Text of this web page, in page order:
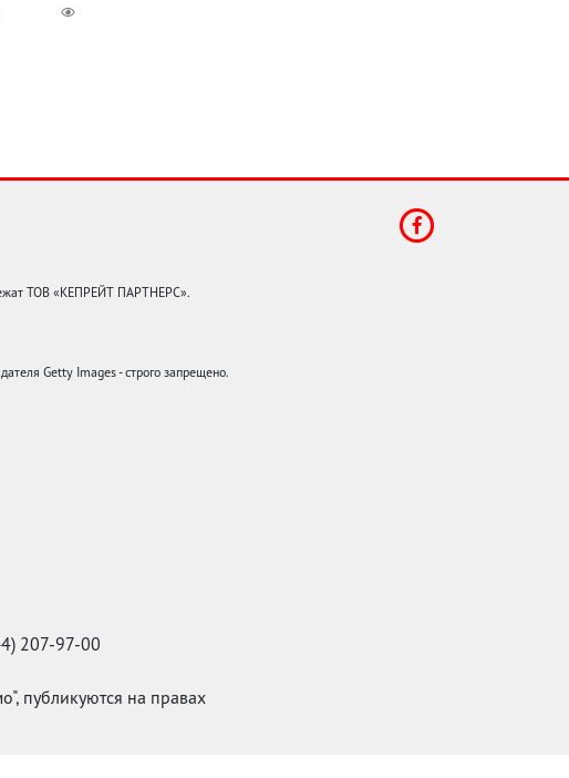
ТОВ «КЕПРЕЙТ ПАРТНЕРС».
Getty Images - строго запрещено.
207-97-00
публикуются на правах